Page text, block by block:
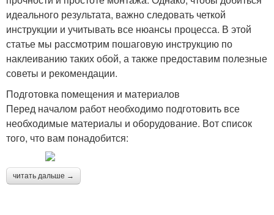
идеального результата, важно следовать четкой
инструкции и учитывать все нюансы процесса. В этой
статье мы рассмотрим пошаговую инструкцию по
наклеиванию таких обой, а также предоставим полезные
советы и рекомендации.
Подготовка помещения и материалов
Перед началом работ необходимо подготовить все
необходимые материалы и оборудование. Вот список
того, что вам понадобится:
читать дальше →